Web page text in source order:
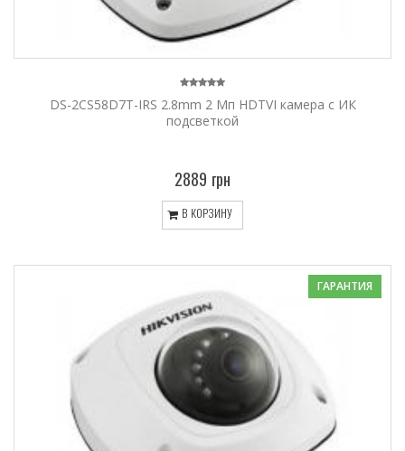
DS-2CS58D7T-IRS 2.8mm 2 Мп HDTVI камера с ИК
подсветкой
2889 грн
В КОРЗИНУ
ГАРАНТИЯ